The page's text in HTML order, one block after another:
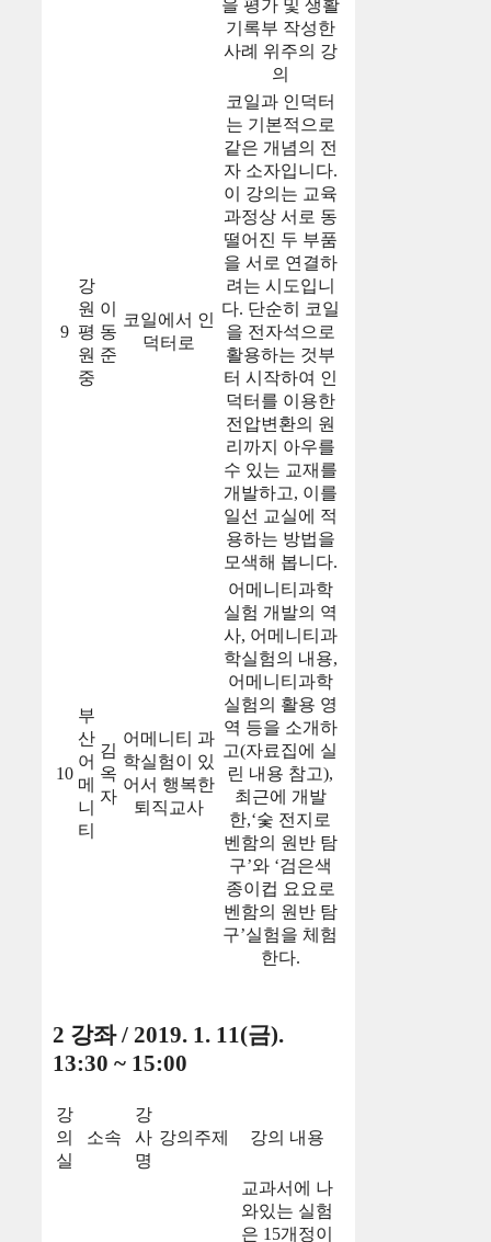
을 평가 및 생활
기록부 작성한
사례 위주의 강
의
9
강
원
평
원
중
이
동
준
코일에서 인
덕터로
코일과 인덕터
는 기본적으로
같은 개념의 전
자 소자입니다.
이 강의는 교육
과정상 서로 동
떨어진 두 부품
을 서로 연결하
려는 시도입니
다. 단순히 코일
을 전자석으로
활용하는 것부
터 시작하여 인
덕터를 이용한
전압변환의 원
리까지 아우를
수 있는 교재를
개발하고, 이를
일선 교실에 적
용하는 방법을
모색해 봅니다.
10
부
산
어
메
니
티
김
옥
자
어메니티 과
학실험이 있
어서 행복한
퇴직교사
어메니티과학
실험 개발의 역
사, 어메니티과
학실험의 내용,
어메니티과학
실험의 활용 영
역 등을 소개하
고(자료집에 실
린 내용 참고),
최근에 개발
한,‘숯 전지로
벤함의 원반 탐
구’와 ‘검은색
종이컵 요요로
벤함의 원반 탐
구’실험을 체험
한다.
2 강좌 / 2019. 1. 11(금).
13:30 ~ 15:00
강
의
실
소속
강
사
명
강의주제 강의 내용
교과서에 나
와있는 실험
은 15개정이